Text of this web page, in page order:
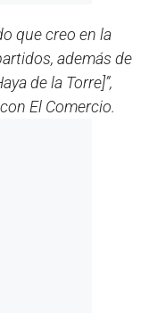
que creo en la
además de
de la Torre]”,
El Comercio.